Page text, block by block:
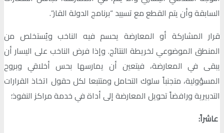
السابقة وأن يتم القطع مع تسييد “برنامج الدولة القار”.
قرار المشاركة أو المعارضة يحسم فيه الناخب ويُستخلص من
المنطق الموضوعي لخريطة النتائج. وإذا فرض الناخب على اليسار أن
يبقى في المعارضة، فيتعين أن يمارسها بحس أخلاقي وبروح
المسؤولية، متجنباً سلوك التحامل ومتتبعا لكل حقول اتخاذ القرارات
التدبيرية ورافضاً تحويل المعارضة إلى أداة في خدمة مراكز النفوذ؛
عاشراً: